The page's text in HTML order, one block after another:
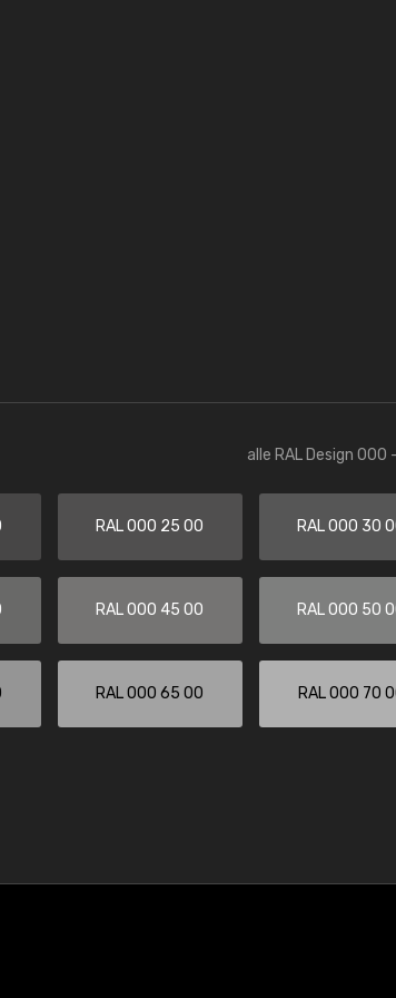
alle RAL Design 000
RAL 000 25 00 RAL 000 30
RAL 000 45 00 RAL 000 50
RAL 000 65 00 RAL 000 70